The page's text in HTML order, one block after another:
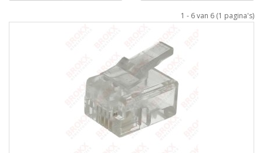
1 - 6 van 6 (1 pagina's)